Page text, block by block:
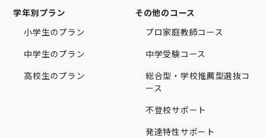
学年別プラン
小学生のプラン
中学生のプラン
高校生のプラン
その他のコース
プロ家庭教師コース
中学受験コース
総合型・学校推薦型選抜コ
ース
不登校サポート
発達特性サポート